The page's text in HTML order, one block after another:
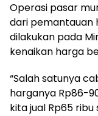
Operasi pasar
dari pemantauan
dilakukan pada
kenaikan harga
“Salah satunya
harganya Rp86-
kita jual Rp65 ribu